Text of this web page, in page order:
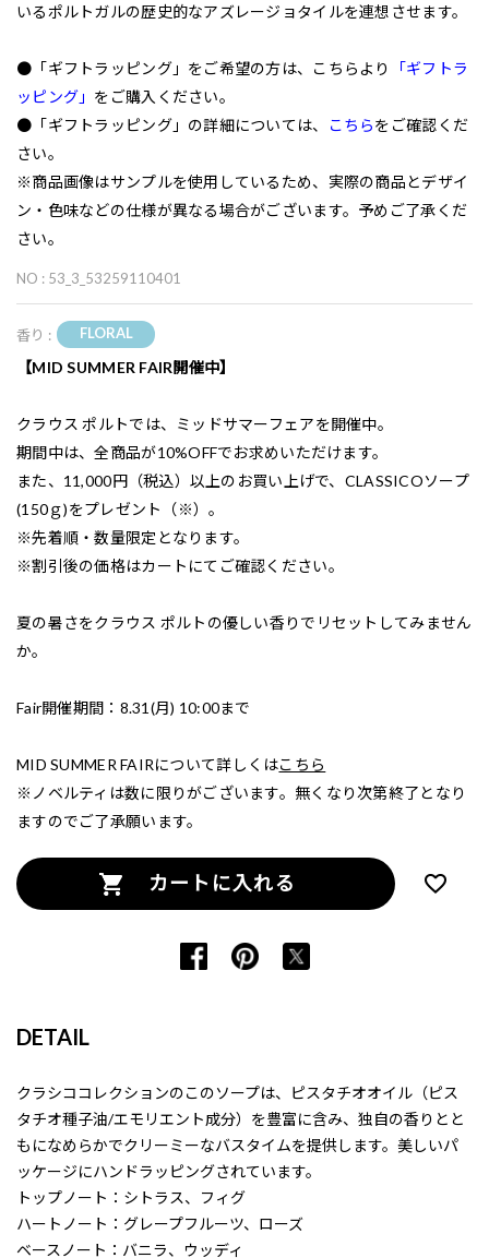
いるポルトガルの歴史的なアズレージョタイルを連想させます。
●「ギフトラッピング」をご希望の方は、こちらより
「ギフトラ
ッピング」 をご購入ください。
●「ギフトラッピング」の詳細については、
こちらをご確認くだ
さい。
※商品画像はサンプルを使用しているため、実際の商品とデザイ
ン・色味などの仕様が異なる場合がございます。予めご了承くだ
さい。
NO : 53_3_53259110401
香り : FLORAL
【MID SUMMER FAIR開催中】
クラウス ポルトでは、ミッドサマーフェアを開催中。
期間中は、全商品が10%OFFでお求めいただけます。
また、11,000円（税込）以上のお買い上げで、CLASSICOソープ
(150ｇ)をプレゼント（※）。
※先着順・数量限定となります。
※割引後の価格はカートにてご確認ください。
夏の暑さをクラウス ポルトの優しい香りでリセットしてみません
か。
Fair開催期間：8.31(月) 10:00まで
MID SUMMER FAIRについて詳しくはこちら
※ノベルティは数に限りがございます。無くなり次第終了となり
ますのでご了承願います。
カートに入れる
DETAIL
クラシココレクションのこのソープは、ピスタチオオイル（ピス
タチオ種子油/エモリエント成分）を豊富に含み、独自の香りとと
もになめらかでクリーミーなバスタイムを提供します。美しいパ
ッケージにハンドラッピングされています。
トップノート：シトラス、フィグ
ハートノート：グレープフルーツ、ローズ
ベースノート：バニラ、ウッディ